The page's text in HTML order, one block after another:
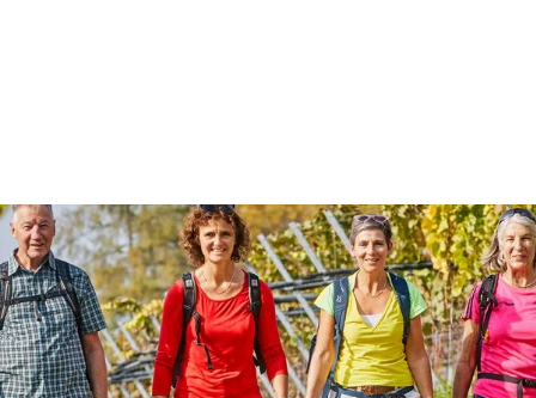
Schloss
Wildegg